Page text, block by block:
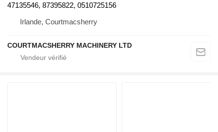
47135546, 87395822, 0510725156
Irlande, Courtmacsherry
COURTMACSHERRY MACHINERY LTD